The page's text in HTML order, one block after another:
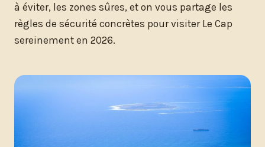
à éviter, les zones sûres, et on vous partage les
règles de sécurité concrètes pour visiter Le Cap
sereinement en 2026.